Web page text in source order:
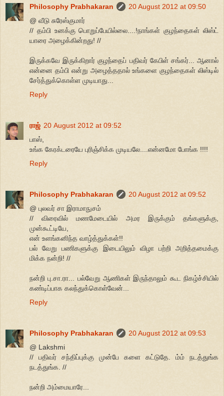
Philosophy Prabhakaran
20 August 2012 at 09:50
@ வீடு சுரேஸ்குமார்
// தம்பி உனக்கு பொறுப்பேயில்லை....!நாங்கள் குழந்தைகள் லிஸ்ட்
யாரை அழைக்கின்றது! //
இருக்கவே இருக்கிறார் குழந்தைப் பதிவர் கேபிள் சங்கர்... ஆனால்
என்னை தம்பி என்று அழைத்ததால் உங்களை குழந்தைகள் லிஸ்டில்
சேர்த்துக்கொள்ள முடியாது...
Reply
ராஜ் 20 August 2012 at 09:52
பாஸ்,
உங்க கேரக்டரையே புரிஞ்சிக்க முடியலே....என்னமோ போங்க !!!!
Reply
Philosophy Prabhakaran
20 August 2012 at 09:52
@ புலவர் சா இராமாநுசம்
// விரைவில் மணமேடையில் அமர இருக்கும் தங்களுக்கு,
முன்கூட்டியே,
என் உளங்கனிந்த வாழ்த்துக்கள்!!
பல் வேறு பணிகளுக்கு இடையிலும் விழா பற்றி அறித்தமைக்கு
மிக்க நன்றி! //
நன்றி பு.சா.ரா... பல்வேறு ஆணிகள் இருந்தாலும் கூட நிகழ்ச்சியில்
கண்டிப்பாக கலந்துக்கொள்வேன்...
Reply
Philosophy Prabhakaran
20 August 2012 at 09:53
@ Lakshmi
// பதிவர் சந்திப்புக்கு முன்பே களை கட்டுதே. ம்ம் நடத்துங்க
நடத்துங்க. //
நன்றி அம்மையாரே...